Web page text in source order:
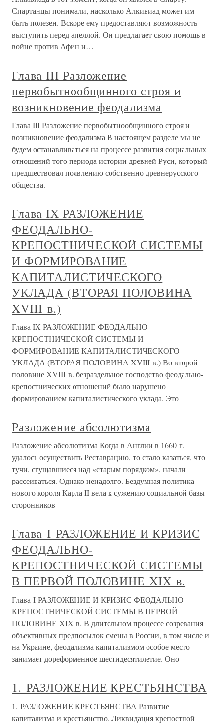
Спартанцы понимали, насколько Алкивиад может им
быть полезен. Вскоре ему предоставляют возможность
выступить перед апеллой. Он предлагает свою помощь в
войне против Афин и…
Глава III Разложение
первобытнообщинного строя и
возникновение феодализма
Глава III Разложение первобытнообщинного строя и
возникновение феодализма В настоящем разделе мы не
будем останавливаться на процессе развития социальных
отношений того периода истории древней Руси, который
предшествовал появлению собственно древнерусского
общества.
Глава IX РАЗЛОЖЕНИЕ
ФЕОДАЛЬНО-
КРЕПОСТНИЧЕСКОЙ СИСТЕМЫ
И ФОРМИРОВАНИЕ
КАПИТАЛИСТИЧЕСКОГО
УКЛАДА (ВТОРАЯ ПОЛОВИНА
XVIII в.)
Глава IX РАЗЛОЖЕНИЕ ФЕОДАЛЬНО-
КРЕПОСТНИЧЕСКОЙ СИСТЕМЫ И
ФОРМИРОВАНИЕ КАПИТАЛИСТИЧЕСКОГО
УКЛАДА (ВТОРАЯ ПОЛОВИНА XVIII в.) Во второй
половине XVIII в. безраздельное господство феодально-
крепостнических отношений было нарушено
формированием капиталистического уклада. Это
Разложение абсолютизма
Разложение абсолютизма Когда в Англии в 1660 г.
удалось осуществить Реставрацию, то стало казаться, что
тучи, сгущавшиеся над «старым порядком», начали
рассеиваться. Однако ненадолго. Бездумная политика
нового короля Карла II вела к сужению социальной базы
сторонников
Глава I РАЗЛОЖЕНИЕ И КРИЗИС
ФЕОДАЛЬНО-
КРЕПОСТНИЧЕСКОЙ СИСТЕМЫ
В ПЕРВОЙ ПОЛОВИНЕ XIX в.
Глава I РАЗЛОЖЕНИЕ И КРИЗИС ФЕОДАЛЬНО-
КРЕПОСТНИЧЕСКОЙ СИСТЕМЫ В ПЕРВОЙ
ПОЛОВИНЕ XIX в. В длительном процессе созревания
объективных предпосылок смены в России, в том числе и
на Украине, феодализма капитализмом особое место
занимает дореформенное шестидесятилетие. Оно
1. РАЗЛОЖЕНИЕ КРЕСТЬЯНСТВА
1. РАЗЛОЖЕНИЕ КРЕСТЬЯНСТВА Развитие
капитализма и крестьянство. Ликвидация крепостной